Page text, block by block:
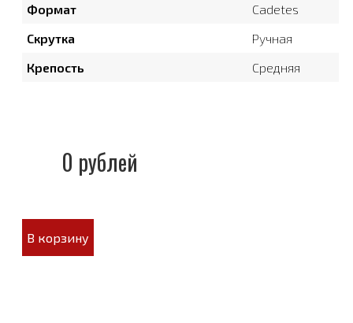
Формат
Cadetes
Скрутка
Ручная
Крепость
Средняя
0 рублей
В корзину